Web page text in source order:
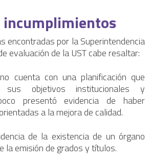
encontradas por la Superintendencia
evaluación de la UST cabe resaltar:
cuenta con una planificación que
sus objetivos institucionales y
presentó evidencia de haber
a la mejora de calidad.
de la existencia de un órgano
la emisión de grados y títulos.